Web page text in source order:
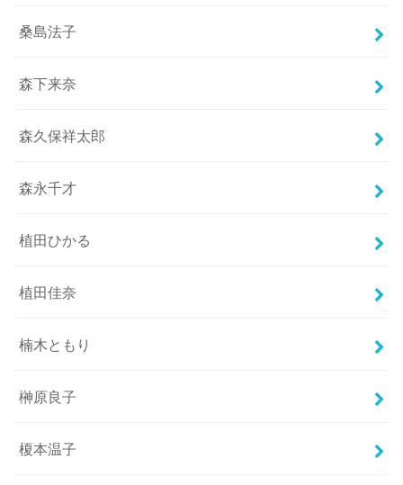
桑島法子
森下来奈
森久保祥太郎
森永千才
植田ひかる
植田佳奈
楠木ともり
榊原良子
榎本温子